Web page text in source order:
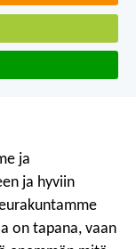
ja
ja hyviin
on tapana, vaan